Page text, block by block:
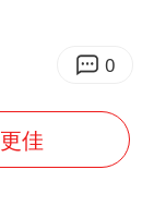
胶花1.55万
局被偷拍
男子结婚8年3个女儿都不是亲生
面对面丨蔡磊：与渐冻症抗争 纵使不敌 也不屈服
0
佳